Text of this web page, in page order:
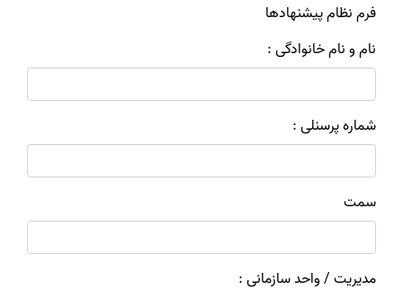
فرم نظام پیشنهادها
نام و نام خانوادگی :
شماره پرسنلی :
سمت
مدیریت / واحد سازمانی :